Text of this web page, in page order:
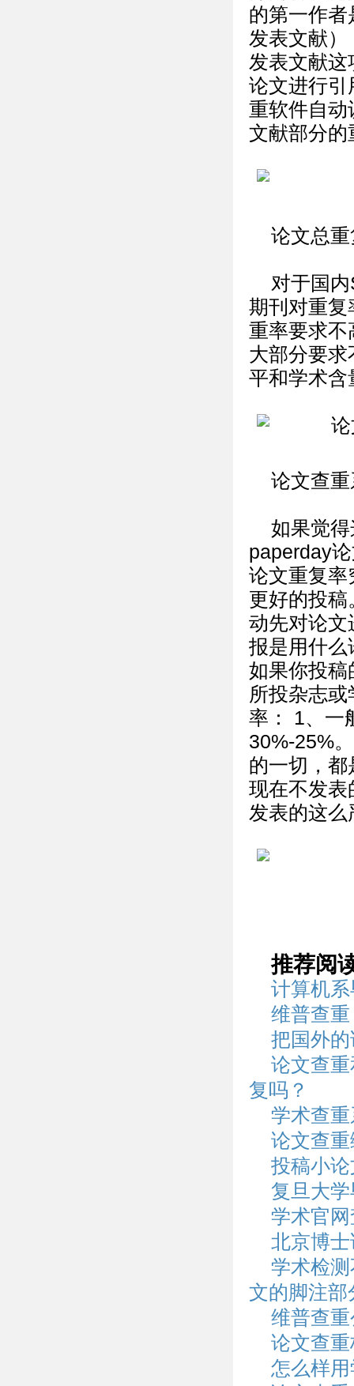
的第一作
发表文献
发表文献
论文进行引
重软件自动
文献部分的
论文总
对于国
期刊对重复
重率要求不
大部分要
平和学术含
论文查
如果觉
paperday
论文重复率
更好的投
动先对论文
报是用什么
如果你投稿
所投杂志
率： 1、一
30%-25%
的一切，
现在不发表
发表的这么
推荐阅
计算机
维普查
把国外
论文查
复吗？
学术查
论文查
投稿小
复旦大
学术官
北京博
学术检
文的脚注部
维普查
论文查
怎么样